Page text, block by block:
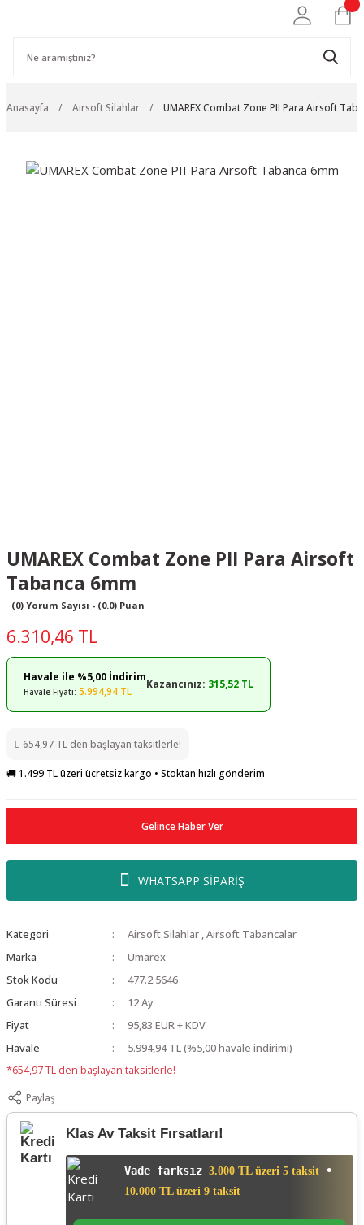
Anasayfa Airsoft Silahlar UMAREX Combat Zone PII Para Airsoft
UMAREX Combat Zone PII Para Airsoft
Tabanca 6mm
(0) Yorum Sayısı - (0.0) Puan
6.310,46 TL
Havale ile %5,00 İndirim
Havale Fiyatı: 5.994,94 TL
Kazancınız: 315,52 TL
654,97 TL den başlayan taksitlerle!
🚚 1.499 TL üzeri ücretsiz kargo • Stoktan hızlı gönderim
Gelince Haber Ver
WHATSAPP SİPARİŞ
Kategori Airsoft Silahlar ,Airsoft Tabancalar
Marka
Umarex
Stok Kodu
477.2.5646
Garanti Süresi
12 Ay
Fiyat
95,83 EUR + KDV
Havale
5.994,94 TL (%5,00 havale indirimi)
*654,97 TL den başlayan taksitlerle!
Paylaş
Klas Av Taksit Fırsatları!
Vade farksız 3.000 TL üzeri 5 taksit •
10.000 TL üzeri 9 taksit